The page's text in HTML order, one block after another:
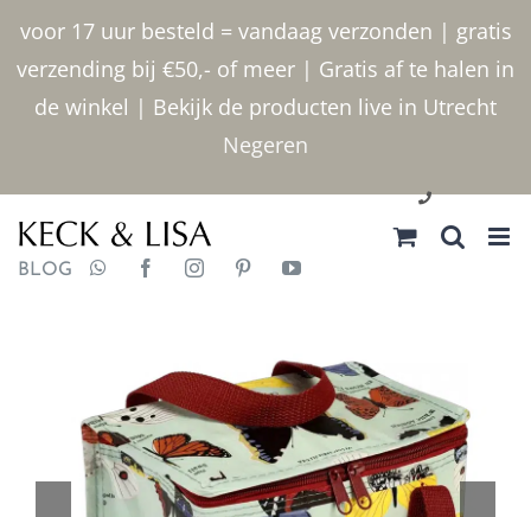
voor 17 uur besteld = vandaag verzonden | gratis
verzending bij €50,- of meer | Gratis af te halen in
de winkel | Bekijk de producten live in Utrecht
Negeren
inhoud
030 2400000
BLOG